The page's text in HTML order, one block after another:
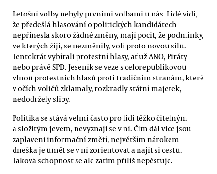
Letošní volby nebyly prvními volbami u nás. Lidé vidí,
že předešlá hlasování o politických kandidátech
nepřinesla skoro žádné změny, mají pocit, že podmínky,
ve kterých žijí, se nezměnily, volí proto novou sílu.
Tentokrát vybírali protestní hlasy, ať už ANO, Piráty
nebo právě SPD. Jeseník se veze s celorepublikovou
vlnou protestních hlasů proti tradičním stranám, které
v očích voličů zklamaly, rozkradly státní majetek,
nedodržely sliby.
Politika se stává velmi často pro lidi těžko čitelným
a složitým jevem, nevyznají se v ní. Čím dál více jsou
zaplaveni informační změtí, největším nárokem
dneška je umět se v ní zorientovat a najít si cestu.
Taková schopnost se ale zatím příliš nepěstuje.